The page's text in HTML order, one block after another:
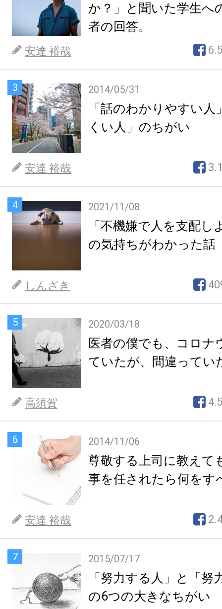
か？」と聞いた学生へ
者の回答。
安達 裕哉
3 2014/05/31
「話のわかりやすい
くい人」のちがい
安達 裕哉
4 2021/11/08
「不機嫌で人を支配し
の気持ちがわかった話
しんざき
5 2020/03/18
医者の僕でも、コロナ
ていたが、間違ってい
高須賀
6 2014/11/06
尊敬する上司に教えて
事を任されたら何をす
安達 裕哉
7 2015/07/17
「努力する人」と「努
の6つの大きなちがい